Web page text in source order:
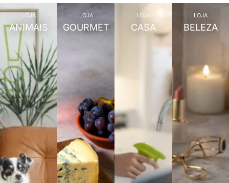
LOJA
ANIMAIS
LOJA
GOURMET
LOJA
CASA
LOJA
BELEZA